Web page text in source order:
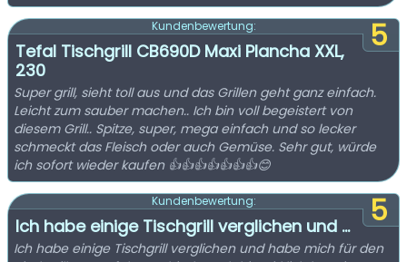
5
Kundenbewertung:
Tefal Tischgrill CB690D Maxi Plancha XXL,
230
Super grill, sieht toll aus und das Grillen geht ganz einfach.
Leicht zum sauber machen.. Ich bin voll begeistert von
diesem Grill.. Spitze, super, mega einfach und so lecker
schmeckt das Fleisch oder auch Gemüse. Sehr gut, würde
ich sofort wieder kaufen 👍👍👍👍👍👍👍😊
5
Kundenbewertung:
Ich habe einige Tischgrill verglichen und ...
Ich habe einige Tischgrill verglichen und habe mich für den